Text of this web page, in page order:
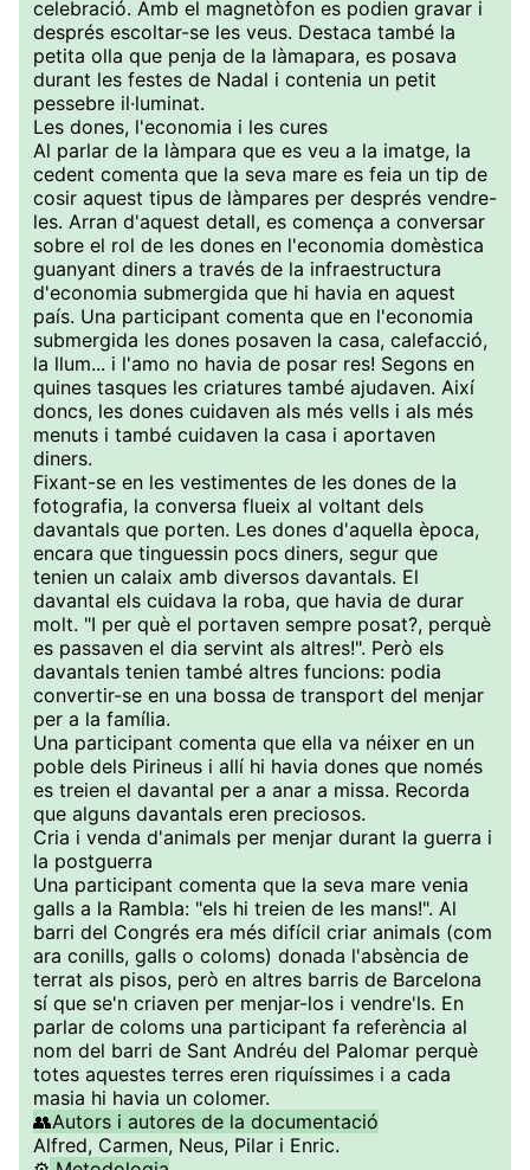
celebració. Amb el magnetòfon es podien gravar i
després escoltar-se les veus. Destaca també la
petita olla que penja de la làmapara, es posava
durant les festes de Nadal i contenia un petit
pessebre il·luminat.
Les dones, l'economia i les cures
Al parlar de la làmpara que es veu a la imatge, la
cedent comenta que la seva mare es feia un tip de
cosir aquest tipus de làmpares per després vendre-
les. Arran d'aquest detall, es comença a conversar
sobre el rol de les dones en l'economia domèstica
guanyant diners a través de la infraestructura
d'economia submergida que hi havia en aquest
país. Una participant comenta que en l'economia
submergida les dones posaven la casa, calefacció,
la llum... i l'amo no havia de posar res! Segons en
quines tasques les criatures també ajudaven. Així
doncs, les dones cuidaven als més vells i als més
menuts i també cuidaven la casa i aportaven
diners.
Fixant-se en les vestimentes de les dones de la
fotografia, la conversa flueix al voltant dels
davantals que porten. Les dones d'aquella època,
encara que tinguessin pocs diners, segur que
tenien un calaix amb diversos davantals. El
davantal els cuidava la roba, que havia de durar
molt. "I per què el portaven sempre posat?, perquè
es passaven el dia servint als altres!". Però els
davantals tenien també altres funcions: podia
convertir-se en una bossa de transport del menjar
per a la família.
Una participant comenta que ella va néixer en un
poble dels Pirineus i allí hi havia dones que només
es treien el davantal per a anar a missa. Recorda
que alguns davantals eren preciosos.
Cria i venda d'animals per menjar durant la guerra i
la postguerra
Una participant comenta que la seva mare venia
galls a la Rambla: "els hi treien de les mans!". Al
barri del Congrés era més difícil criar animals (com
ara conills, galls o coloms) donada l'absència de
terrat als pisos, però en altres barris de Barcelona
sí que se'n criaven per menjar-los i vendre'ls. En
parlar de coloms una participant fa referència al
nom del barri de Sant Andréu del Palomar perquè
totes aquestes terres eren riquíssimes i a cada
masia hi havia un colomer.
👥Autors i autores de la documentació
Alfred, Carmen, Neus, Pilar i Enric.